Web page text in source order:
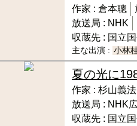
作家 : 倉本聰
放送局 : NHK
収蔵先 : 国立
主な出演 : 小林
夏の光に
作家 : 杉山義法
放送局 : NHK
収蔵先 : 国立